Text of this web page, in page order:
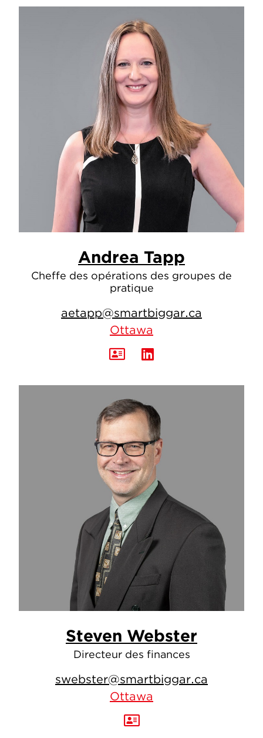
Andrea Tapp
Cheffe des opérations des groupes de
pratique
aetapp@smartbiggar.ca
Ottawa
Steven Webster
Directeur des finances
swebster@smartbiggar.ca
Ottawa